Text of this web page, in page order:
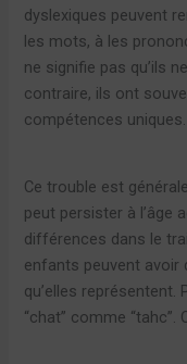
dyslexiques peuvent
les mots, à les
ne signifie pas qu’ils
contraire, ils ont
compétences uniques.
Ce trouble est
peut persister à l’âge
différences dans le
enfants peuvent avoir
qu’elles représentent.
“chat” comme “tahc”.